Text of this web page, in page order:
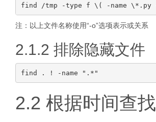
注：以上文件名称使用“-o”选项表示或关系
2.1.2 排除隐藏文件
2.2 根据时间查找